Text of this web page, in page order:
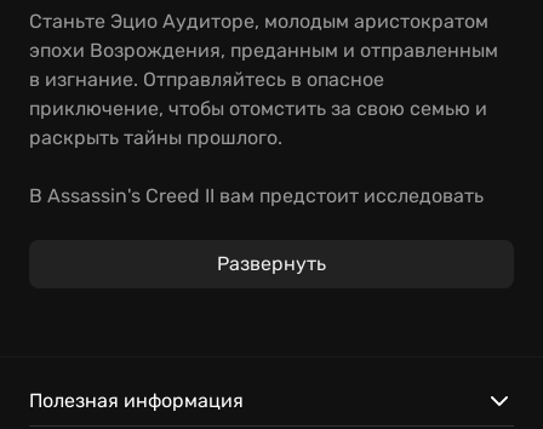
Станьте Эцио Аудиторе, молодым аристократом
эпохи Возрождения, преданным и отправленным
в изгнание. Отправляйтесь в опасное
приключение, чтобы отомстить за свою семью и
раскрыть тайны прошлого.
В Assassin's Creed II вам предстоит исследовать
разнообразные задания, осваивать новые боевые
историческими личностями.
Развернуть
Полезная информация